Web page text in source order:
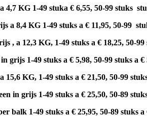
4,7 KG 1-49 stuka € 6,55, 50-99 stuks
a 8,4 KG 1-49 stuks a € 11,95, 50-99
, a 12,3 KG, 1-49 stuks a € 18,25, 50-
1-49 stuks a € 5,98, 50-99 stuks a
KG, 1-49 stuks a € 21,50, 50-99
in grijs 1-49 stuks a € 25,50, 50-89
balk 1-49 stuks a € 25,95, 50-89 stuks